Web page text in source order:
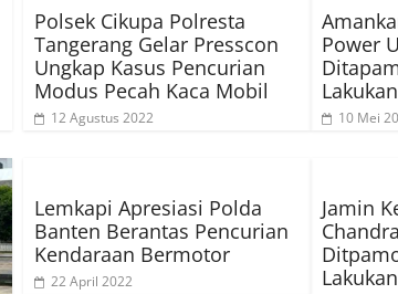
Polsek Cikupa Polresta
Tangerang Gelar Presscon
Ungkap Kasus Pencurian
Modus Pecah Kaca Mobil
12 Agustus 2022
Power
10 Mei
Lemkapi Apresiasi Polda
Banten Berantas Pencurian
Kendaraan Bermotor
22 April 2022
Jamin